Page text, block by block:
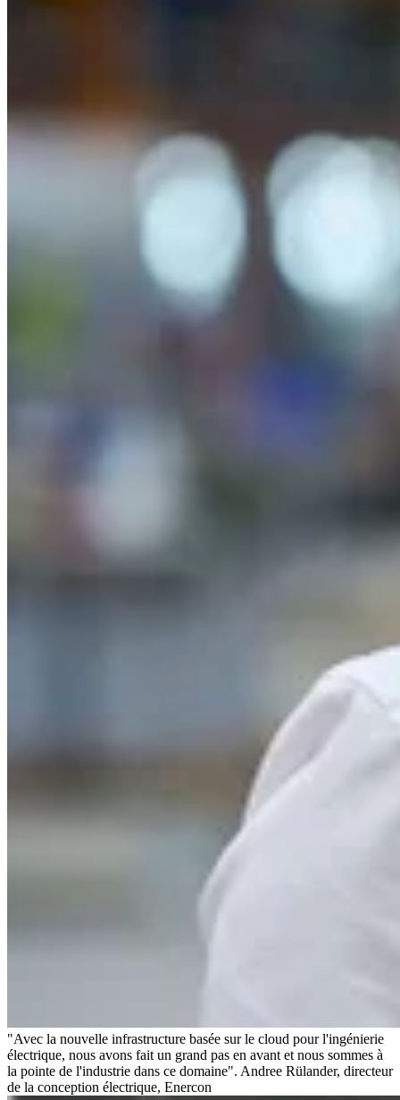
"Avec la nouvelle infrastructure basée sur le cloud pour l'ingénierie
électrique, nous avons fait un grand pas en avant et nous sommes à
la pointe de l'industrie dans ce domaine". Andree Rülander, directeur
de la conception électrique, Enercon